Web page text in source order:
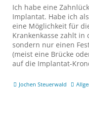
Ich habe eine
Implantat. Habe ich
eine Möglichkeit für
Krankenkasse zahlt
sondern nur einen
(meist eine Brücke
auf die Implantat-
Jochen Steuerwald